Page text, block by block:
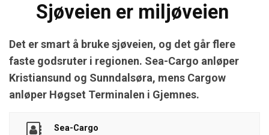
Sjøveien er miljøveien
Det er smart å bruke sjøveien, og det går flere
faste godsruter i regionen. Sea-Cargo anløper
Kristiansund og Sunndalsøra, mens Cargow
anløper Høgset Terminalen i Gjemnes.
Sea-Cargo